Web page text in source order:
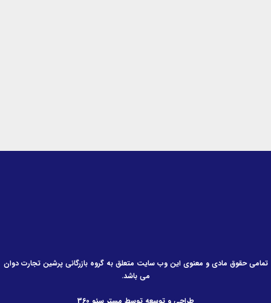
تمامی حقوق مادی و معنوی این وب سایت متعلق به گروه بازرگانی پرشین تجارت دوان
می باشد.
طراحی و توسعه توسط مستر سئو 360